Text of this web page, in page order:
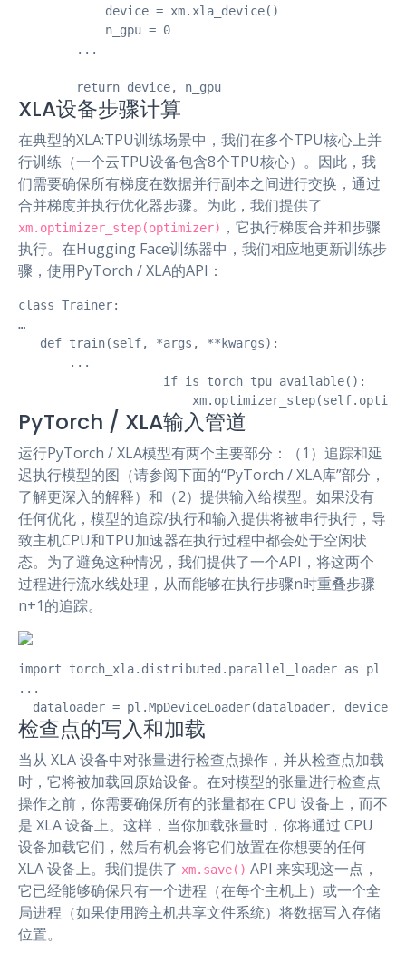
            device = xm.xla_device()
            n_gpu = 0
        ...
        return device, n_gpu
XLA设备步骤计算
在典型的XLA:TPU训练场景中，我们在多个TPU核心上并
行训练（一个云TPU设备包含8个TPU核心）。因此，我
们需要确保所有梯度在数据并行副本之间进行交换，通过
合并梯度并执行优化器步骤。为此，我们提供了
xm.optimizer_step(optimizer) ，它执行梯度合并和步骤
执行。在Hugging Face训练器中，我们相应地更新训练步
骤，使用PyTorch / XLA的API：
class Trainer:
…
   def train(self, *args, **kwargs):
       ...
                    if is_torch_tpu_available():
PyTorch / XLA输入管道
运行PyTorch / XLA模型有两个主要部分：（1）追踪和延
迟执行模型的图（请参阅下面的“PyTorch / XLA库”部分，
了解更深入的解释）和（2）提供输入给模型。如果没有
任何优化，模型的追踪/执行和输入提供将被串行执行，导
致主机CPU和TPU加速器在执行过程中都会处于空闲状
态。为了避免这种情况，我们提供了一个API，将这两个
过程进行流水线处理，从而能够在执行步骤n时重叠步骤
n+1的追踪。
import torch_xla.distributed.parallel_loader as pl
...
  dataloader = pl.MpDeviceLoader(dataloader, device)
检查点的写入和加载
当从 XLA 设备中对张量进行检查点操作，并从检查点加载
时，它将被加载回原始设备。在对模型的张量进行检查点
操作之前，你需要确保所有的张量都在 CPU 设备上，而不
是 XLA 设备上。这样，当你加载张量时，你将通过 CPU
设备加载它们，然后有机会将它们放置在你想要的任何
XLA 设备上。我们提供了 xm.save() API 来实现这一点，
它已经能够确保只有一个进程（在每个主机上）或一个全
局进程（如果使用跨主机共享文件系统）将数据写入存储
位置。